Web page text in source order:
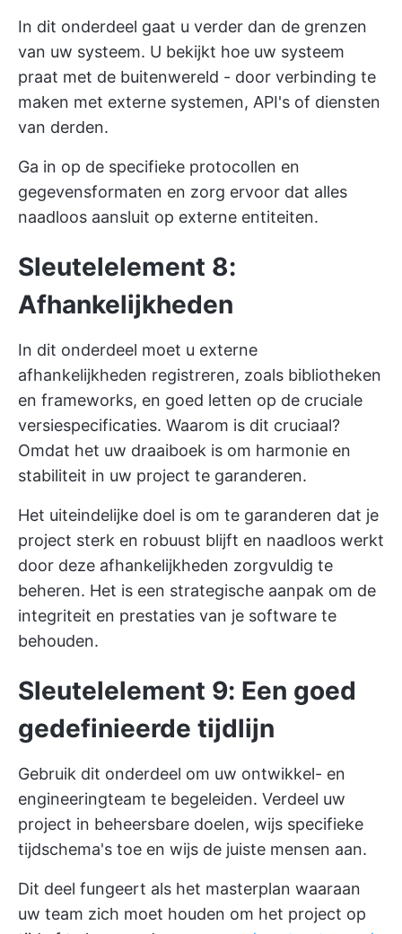
In dit onderdeel gaat u verder dan de grenzen
van uw systeem. U bekijkt hoe uw systeem
praat met de buitenwereld - door verbinding te
maken met externe systemen, API's of diensten
van derden.
Ga in op de specifieke protocollen en
gegevensformaten en zorg ervoor dat alles
naadloos aansluit op externe entiteiten.
Sleutelelement 8:
Afhankelijkheden
In dit onderdeel moet u externe
afhankelijkheden registreren, zoals bibliotheken
en frameworks, en goed letten op de cruciale
versiespecificaties. Waarom is dit cruciaal?
Omdat het uw draaiboek is om harmonie en
stabiliteit in uw project te garanderen.
Het uiteindelijke doel is om te garanderen dat je
project sterk en robuust blijft en naadloos werkt
door deze afhankelijkheden zorgvuldig te
beheren. Het is een strategische aanpak om de
integriteit en prestaties van je software te
behouden.
Sleutelelement 9: Een goed
gedefinieerde tijdlijn
Gebruik dit onderdeel om uw ontwikkel- en
engineeringteam te begeleiden. Verdeel uw
project in beheersbare doelen, wijs specifieke
tijdschema's toe en wijs de juiste mensen aan.
Dit deel fungeert als het masterplan waaraan
uw team zich moet houden om het project op